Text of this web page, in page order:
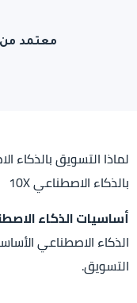
معتمد من
لماذا التسويق بالذكاء
بالذكاء الاصطناعي 10X
أساسيات الذكاء
الذكاء الاصطناعي
التسويق.